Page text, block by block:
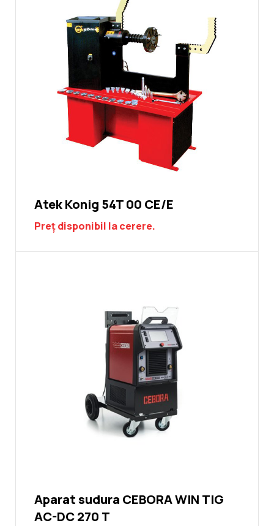
Atek Konig 54T 00 CE/E
Preț disponibil la cerere.
Aparat sudura CEBORA WIN TIG
AC-DC 270 T